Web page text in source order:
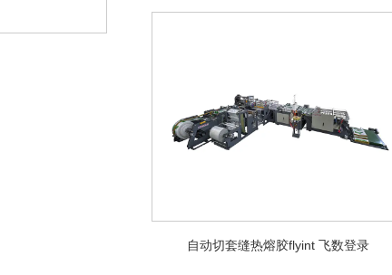
自动切套缝热熔胶flyint 飞数登录